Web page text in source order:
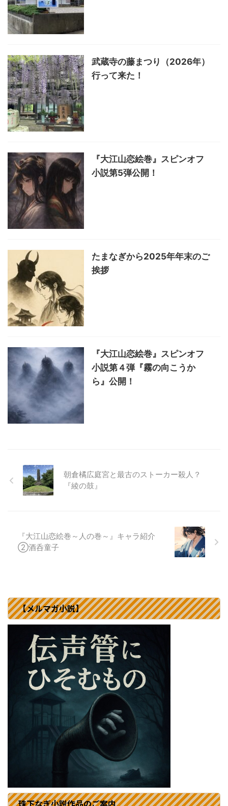
武蔵寺の藤まつり（2026年）
行って来た！
『大江山恋絵巻』スピンオフ
小説第5弾公開！
たまなぎから2025年年末のご
挨拶
『大江山恋絵巻』スピンオフ
小説第４弾『霧の向こうか
ら』公開！
朝倉橘広庭宮と最古のストーカー殺人？
『綾の鼓』
『大江山恋絵巻～人の巻～』キャラ紹介
②酒呑童子
【メルマガ小説】
珠下なぎ小説作品のご案内